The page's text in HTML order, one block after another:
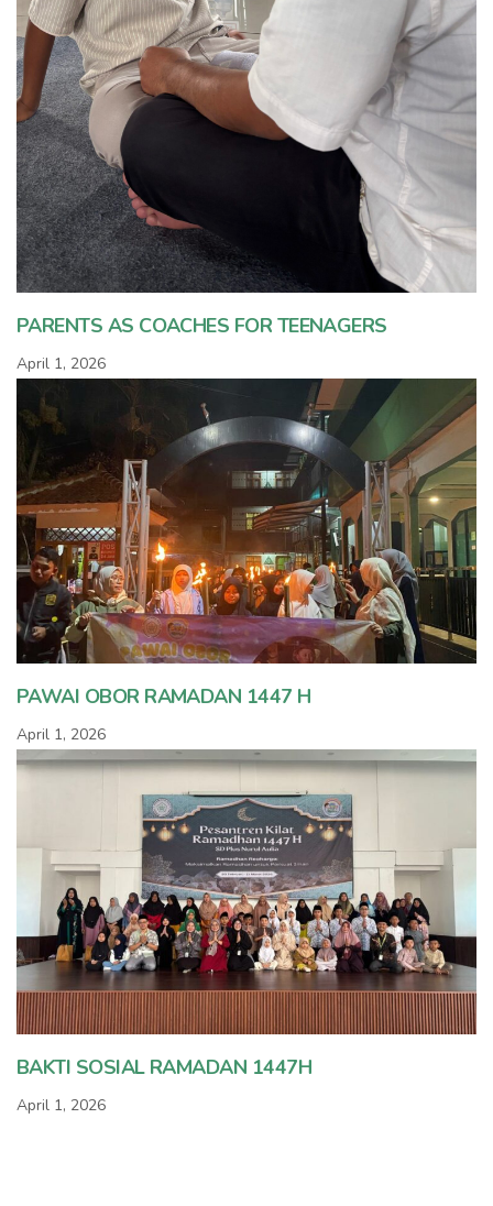
PARENTS AS COACHES FOR TEENAGERS
April 1, 2026
PAWAI OBOR RAMADAN 1447 H
April 1, 2026
BAKTI SOSIAL RAMADAN 1447H
April 1, 2026